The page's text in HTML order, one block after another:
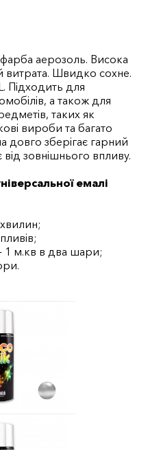
аерозоль. Висока
витрата. Швидко сохне.
Підходить для
а також для
таких як
вироби та багато
довго зберігає гарний
зовнішнього впливу.
емалі
1 м.кв в два шари;